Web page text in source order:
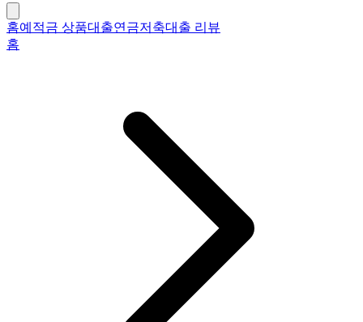
홈예적금 상품대출연금저축대출 리뷰
홈